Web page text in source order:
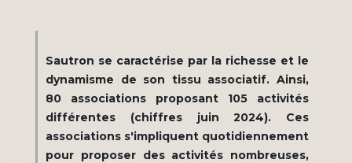
Sautron se caractérise par la richesse et le
dynamisme de son tissu associatif. Ainsi,
80 associations proposant 105 activités
différentes (chiffres juin 2024). Ces
associations s'impliquent quotidiennement
pour proposer des activités nombreuses,